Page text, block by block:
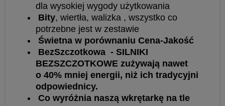
dla wysokiej wygody użytkowania
Bity, wiertła, walizka , wszystko co
potrzebne jest w zestawie
Świetna w porównaniu Cena-Jakość
BezSzczotkowa - SILNIKI
BEZSZCZOTKOWE zużywają nawet
o 40% mniej energii, niż ich tradycyjni
odpowiednicy.
Co wyróżnia naszą wkrętarkę na tle